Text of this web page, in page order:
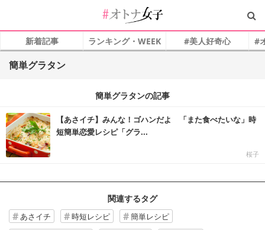
新着記事 ランキング・WEEK #美人好奇心 #
簡単グラタン
簡単グラタンの記事
【あさイチ】みんな！ゴハンだよ 「また食べたいな」時
短簡単恋愛レシピ「グラ...
桜子
関連するタグ
あさイチ 時短レシピ
簡単レシピ